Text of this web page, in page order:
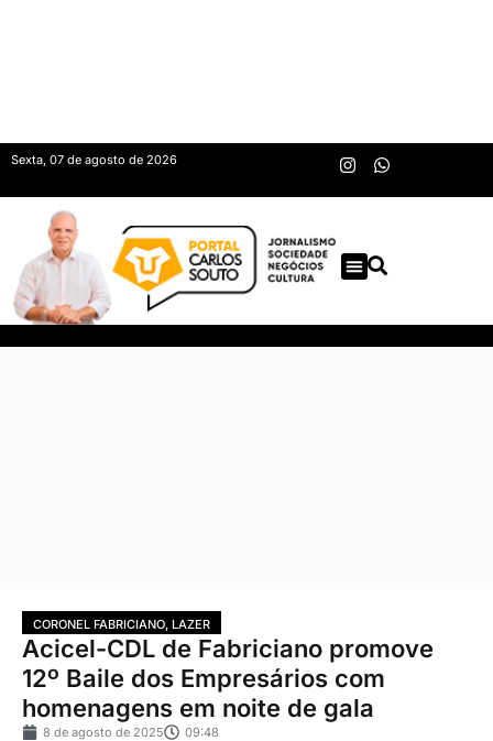
Sexta, 07 de agosto de 2026
CORONEL FABRICIANO, LAZER
Acicel-CDL de Fabriciano promove
12º Baile dos Empresários com
homenagens em noite de gala
8 de agosto de 2025 09:48